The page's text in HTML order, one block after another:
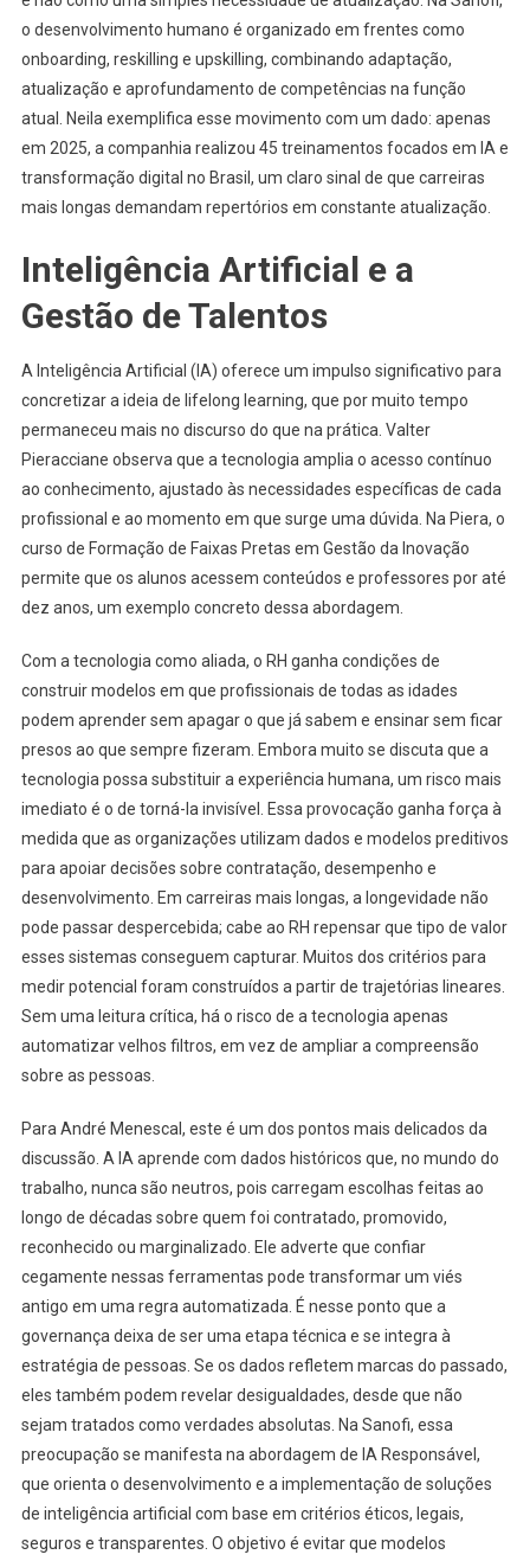
o desenvolvimento humano é organizado em frentes como
onboarding, reskilling e upskilling, combinando adaptação,
atualização e aprofundamento de competências na função
atual. Neila exemplifica esse movimento com um dado: apenas
em 2025, a companhia realizou 45 treinamentos focados em IA e
transformação digital no Brasil, um claro sinal de que carreiras
mais longas demandam repertórios em constante atualização.
Inteligência Artificial e a
Gestão de Talentos
A Inteligência Artificial (IA) oferece um impulso significativo para
concretizar a ideia de lifelong learning, que por muito tempo
permaneceu mais no discurso do que na prática. Valter
Pieracciane observa que a tecnologia amplia o acesso contínuo
ao conhecimento, ajustado às necessidades específicas de cada
profissional e ao momento em que surge uma dúvida. Na Piera, o
curso de Formação de Faixas Pretas em Gestão da Inovação
permite que os alunos acessem conteúdos e professores por até
dez anos, um exemplo concreto dessa abordagem.
Com a tecnologia como aliada, o RH ganha condições de
construir modelos em que profissionais de todas as idades
podem aprender sem apagar o que já sabem e ensinar sem ficar
presos ao que sempre fizeram. Embora muito se discuta que a
tecnologia possa substituir a experiência humana, um risco mais
imediato é o de torná-la invisível. Essa provocação ganha força à
medida que as organizações utilizam dados e modelos preditivos
para apoiar decisões sobre contratação, desempenho e
desenvolvimento. Em carreiras mais longas, a longevidade não
pode passar despercebida; cabe ao RH repensar que tipo de valor
esses sistemas conseguem capturar. Muitos dos critérios para
medir potencial foram construídos a partir de trajetórias lineares.
Sem uma leitura crítica, há o risco de a tecnologia apenas
automatizar velhos filtros, em vez de ampliar a compreensão
sobre as pessoas.
Para André Menescal, este é um dos pontos mais delicados da
discussão. A IA aprende com dados históricos que, no mundo do
trabalho, nunca são neutros, pois carregam escolhas feitas ao
longo de décadas sobre quem foi contratado, promovido,
reconhecido ou marginalizado. Ele adverte que confiar
cegamente nessas ferramentas pode transformar um viés
antigo em uma regra automatizada. É nesse ponto que a
governança deixa de ser uma etapa técnica e se integra à
estratégia de pessoas. Se os dados refletem marcas do passado,
eles também podem revelar desigualdades, desde que não
sejam tratados como verdades absolutas. Na Sanofi, essa
preocupação se manifesta na abordagem de IA Responsável,
que orienta o desenvolvimento e a implementação de soluções
de inteligência artificial com base em critérios éticos, legais,
seguros e transparentes. O objetivo é evitar que modelos